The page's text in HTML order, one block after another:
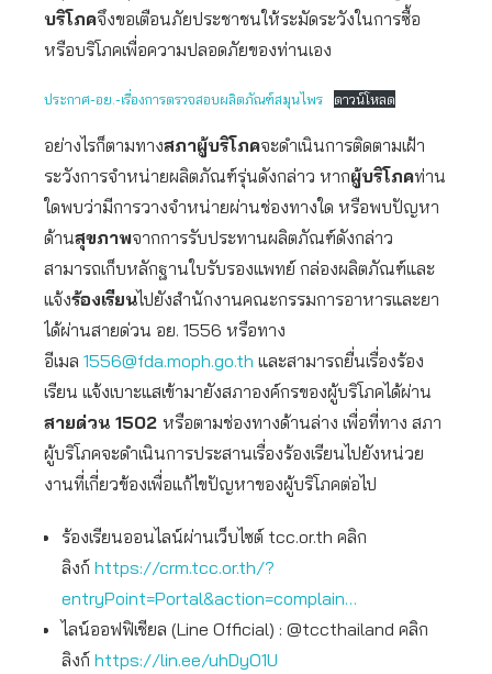
บริโภคจึงขอเตือนภัยประชาชนให้ระมัดระวังในการซื้อ
หรือบริโภคเพื่อความปลอดภัยของท่านเอง
ประกาศ-อย.-เรื่องการตรวจสอบผลิตภัณฑ์สมุนไพร ดาวน์โหลด
อย่างไรก็ตามทางสภาผู้บริโภคจะดำเนินการติดตามเฝ้า
ระวังการจำหน่ายผลิตภัณฑ์รุ่นดังกล่าว หากผู้บริโภคท่าน
ใดพบว่ามีการวางจำหน่ายผ่านช่องทางใด หรือพบปัญหา
ด้านสุขภาพจากการรับประทานผลิตภัณฑ์ดังกล่าว
สามารถเก็บหลักฐานใบรับรองแพทย์ กล่องผลิตภัณฑ์และ
แจ้งร้องเรียนไปยังสำนักงานคณะกรรมการอาหารและยา
ได้ผ่านสายด่วน อย. 1556 หรือทาง
อีเมล 1556@fda.moph.go.th และสามารถยื่นเรื่องร้อง
เรียน แจ้งเบาะแสเข้ามายังสภาองค์กรของผู้บริโภคได้ผ่าน
สายด่วน 1502 หรือตามช่องทางด้านล่าง เพื่อที่ทาง สภา
ผู้บริโภคจะดำเนินการประสานเรื่องร้องเรียนไปยังหน่วย
งานที่เกี่ยวข้องเพื่อแก้ไขปัญหาของผู้บริโภคต่อไป
ร้องเรียนออนไลน์ผ่านเว็บไซต์ tcc.or.th คลิก
ลิงก์ https://crm.tcc.or.th/?
entryPoint=Portal&action=complain…
ไลน์ออฟฟิเชียล (Line Official) : @tccthailand คลิก
ลิงก์ https://lin.ee/uhDyO1U